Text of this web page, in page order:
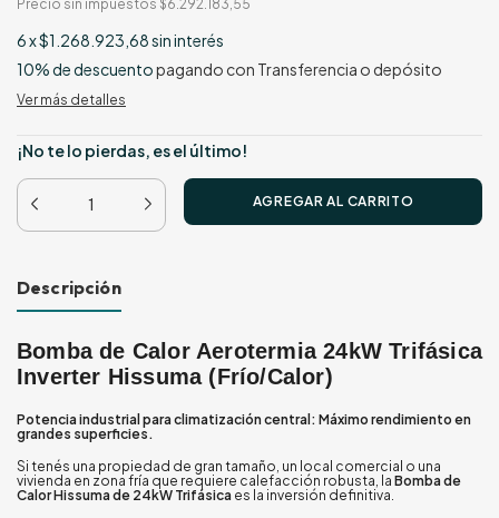
Precio sin impuestos $6.292.183,55
6x$1.268.923,68sin interés
10% de descuentopagando con Transferencia o depósito
Ver más detalles
¡No te lo pierdas, es el último!
Descripción
Bomba de Calor Aerotermia 24kW Trifásica
Inverter Hissuma (Frío/Calor)
Potencia industrial para climatización central: Máximo rendimiento en
grandes superficies.
Si tenés una propiedad de gran tamaño, un local comercial o una
vivienda en zona fría que requiere calefacción robusta, la Bomba de
Calor Hissuma de 24kW Trifásica es la inversión definitiva.